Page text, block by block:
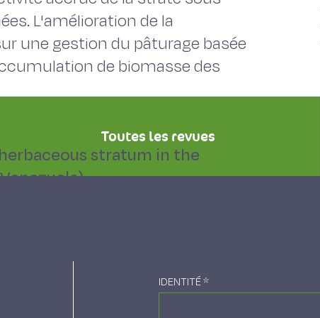
L'amélioration de la
une gestion du pâturage basée
de biomasse des
stratum in the
savannas present at the
llanos intermedios centrales
for the extensive rearing of
(dominance or no
Toutes les revues
IDENTITÉ*